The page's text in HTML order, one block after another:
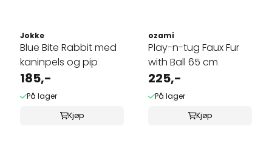
Jokke
Blue Bite Rabbit med
kaninpels og pip
185,-
På lager
Kjøp
ozami
Play-n-tug Faux Fur
with Ball 65 cm
225,-
På lager
Kjøp